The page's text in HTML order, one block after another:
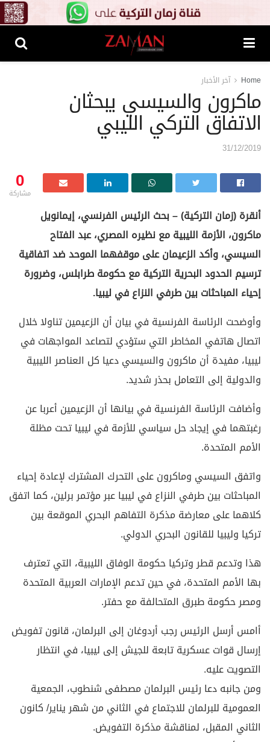
Home آخر الأخبار
ماكرون والسيسي يبحثان
الاتفاق التركي الليبي
31/12/2019
0
مشاركة
أنقرة (زمان التركية) – بحث الرئيس الفرنسي، إيمانويل
ماكرون، الأزمة الليبية مع نظيره المصري، عبد الفتاح
السيسي، وأكد الزعيمان على موقفهما الموحد ضد اتفاقية
ترسيم الحدود البحرية التركية مع حكومة طرابلس، وضرورة
إحياء المباحثات بين طرفي النزاع في ليبيا.
وأوضحت الرئاسة الفرنسية في بيان أن الزعيمين تناولا خلال
اتصال هاتفي المخاطر التي ستؤدي لتصاعد المواجهات في
ليبيا، مفيدة أن ماكرون والسيسي دعيا كل العناصر الليبية
والدولية إلى التعامل بحذر شديد.
وأضافت الرئاسة الفرنسية في بيانها أن الزعيمين أعربا عن
رغبتهما في إيجاد حل سياسي للأزمة في ليبيا تحت مظلة
الأمم المتحدة.
واتفق السيسي وماكرون على التحرك المشترك لإعادة إحياء
المباحثات بين طرفي النزاع في ليبيا عبر مؤتمر برلين، كما اتفق
كلاهما على معارضة مذكرة التفاهم البحري الموقعة بين
تركيا وليبيا للقانون البحري الدولي.
هذا وتدعم قطر وتركيا حكومة الوفاق الليبية، التي تعترف
بها الأمم المتحدة، في حين تدعم الإمارات العربية المتحدة
ومصر حكومة طبرق المتحالفة مع حفتر.
أامس أرسل الرئيس رجب أردوغان إلى البرلمان، قانون تفويض
إرسال قوات عسكرية تابعة للجيش إلى ليبيا، في انتظار
التصويت عليه.
ومن جانبه دعا رئيس البرلمان مصطفى شنطوب، الجمعية
العمومية للبرلمان للاجتماع في الثاني من شهر يناير/ كانون
الثاني المقبل، لمناقشة مذكرة التفويض.